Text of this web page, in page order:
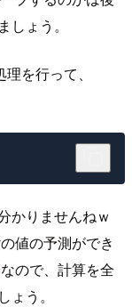
ょう。
を行って、
かりませんねｗ
値の予測ができ
ので、計算を全
う。